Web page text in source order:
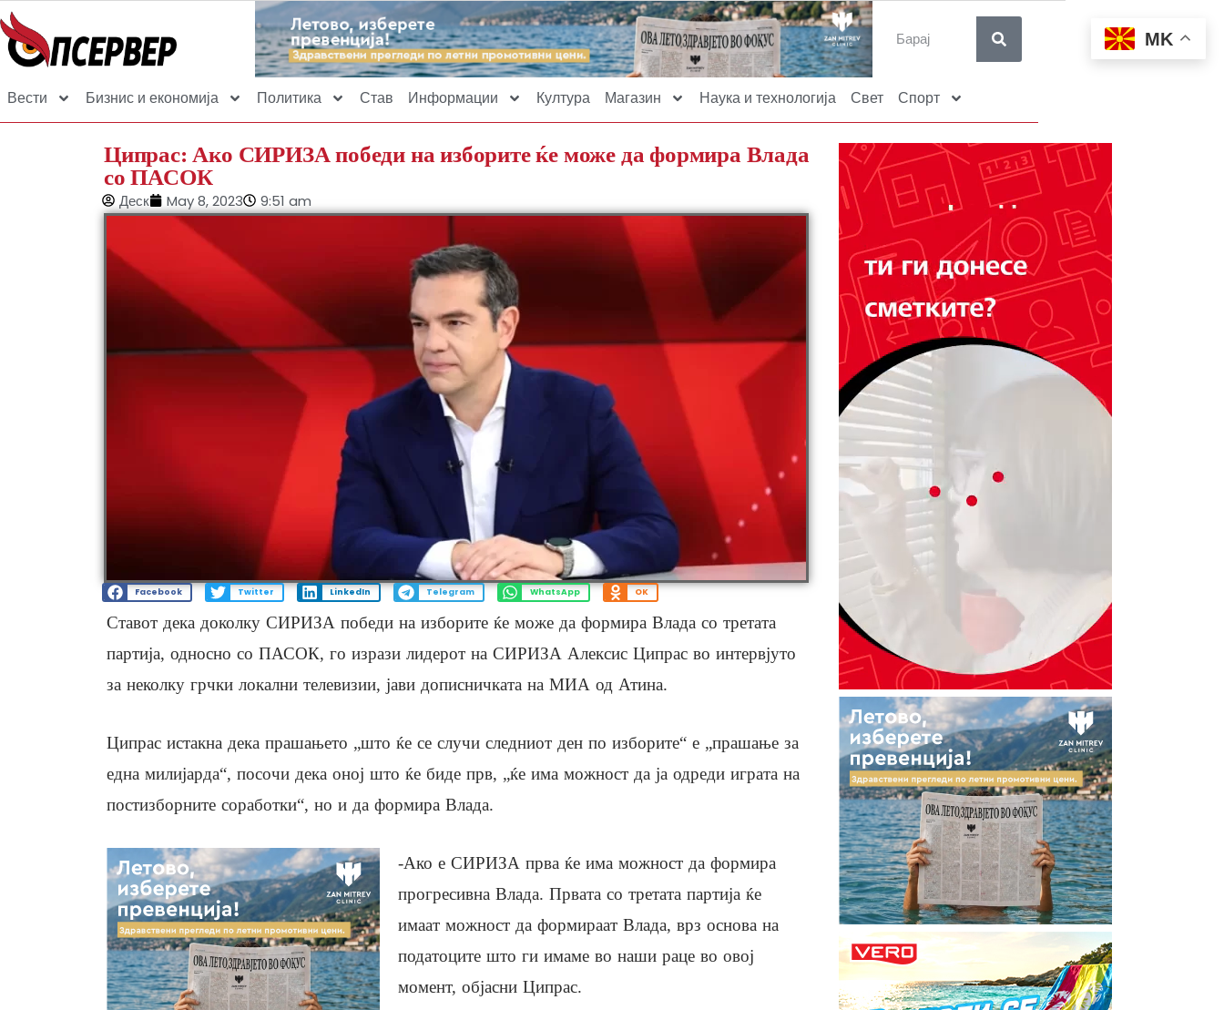
Вести Бизнис и економија Политика Став Информации Култура Магазин Наука и технологија Свет Спорт
Ципрас: Ако СИРИЗА победи на изборите ќе може да формира Влада
со ПАСОК
Деск May 8, 2023 9:51 am
Facebook Twitter LinkedIn Telegram WhatsApp OK
Ставот дека доколку СИРИЗА победи на изборите ќе може да формира Влада со третата
партија, односно со ПАСОК, го изрази лидерот на СИРИЗА Алексис Ципрас во интервјуто
за неколку грчки локални телевизии, јави дописничката на МИА од Атина.
Ципрас истакна дека прашањето „што ќе се случи следниот ден по изборите“ е „прашање за
една милијарда“, посочи дека оној што ќе биде прв, „ќе има можност да ја одреди играта на
постизборните соработки“, но и да формира Влада.
-Ако е СИРИЗА прва ќе има можност да формира
прогресивна Влада. Првата со третата партија ќе
имаат можност да формираат Влада, врз основа на
податоците што ги имаме во наши раце во овој
момент, објасни Ципрас.
MK